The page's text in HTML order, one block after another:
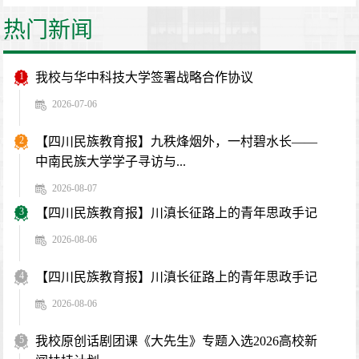
热门新闻
1 我校与华中科技大学签署战略合作协议
2026-07-06
2
【四川民族教育报】九秩烽烟外，一村碧水长——
中南民族大学学子寻访与...
2026-08-07
3 【四川民族教育报】川滇长征路上的青年思政手记
2026-08-06
4 【四川民族教育报】川滇长征路上的青年思政手记
2026-08-06
5
我校原创话剧团课《大先生》专题入选2026高校新